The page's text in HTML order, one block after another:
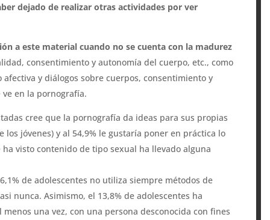
dejado de realizar otras actividades por ver
a este material cuando no se cuenta con la madurez
consentimiento y autonomía del cuerpo, etc., como
y diálogos sobre cuerpos, consentimiento y
ve en la pornografía.
cree que la pornografía da ideas para sus propias
jóvenes) y al 54,9% le gustaría poner en práctica lo
visto contenido de tipo sexual ha llevado alguna
de adolescentes no utiliza siempre métodos de
nunca. Asimismo, el 13,8% de adolescentes ha
una vez, con una persona desconocida con fines